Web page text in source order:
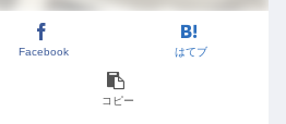
Facebook はてブ
コピー